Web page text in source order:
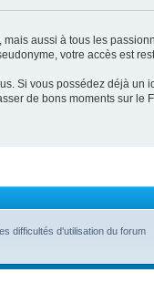
aussi à tous les
votre accès est
Si vous possédez déjà
de bons moments sur le
difficultés d'utilisation du forum